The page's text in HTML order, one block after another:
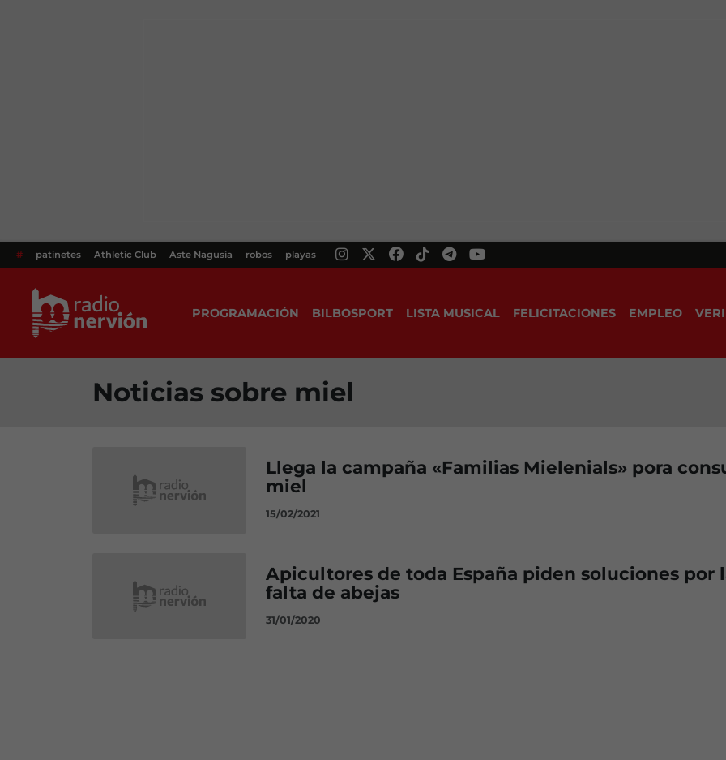
# patinetes Athletic Club Aste Nagusia robos playas
PROGRAMACIÓN BILBOSPORT LISTA MUSICAL FELICITACIONES EMPLEO
Noticias sobre miel
Llega la campaña «Familias Mielenials» pora
miel
15/02/2021
Apicultores de toda España piden soluciones por
falta de abejas
31/01/2020